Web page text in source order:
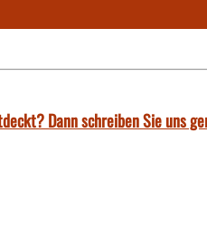
Dann schreiben Sie uns